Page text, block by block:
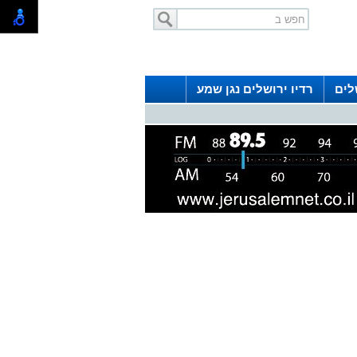
רדיו ירושלים נגן שמע